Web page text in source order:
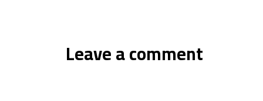
Leave a comment